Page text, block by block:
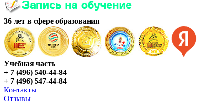
36 лет в сфере образования
Учебная часть
+ 7 (496) 540-44-84
+ 7 (496) 547-44-84
Контакты
Отзывы